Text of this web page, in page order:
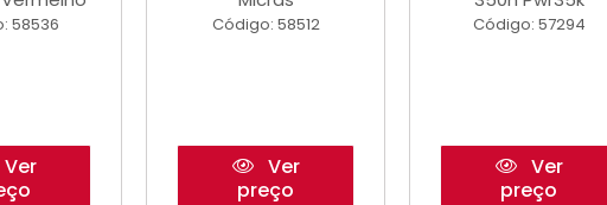
58536
Ver
Código: 58512
Ver
preço
Código: 57294
Ver
preço